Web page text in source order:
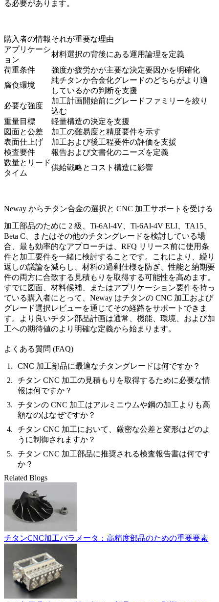
る必要があります。
購入者の情報 それが重要な理由
アプリケーシ
ョン
材料選択の背後にある運用論理を定義
荷重条件
強度か疲労かが主要な決定要因かを明確化
腐食環境
純チタンか合金化グレードのどちらがより適
しているかの判断を支援
必要な強度
加工計画開始前にグレードファミリーを絞り
込む
重量目標
軽量構造の決定を支援
図面と公差
加工の難易度と精度要件を示す
表面仕上げ
加工および後工程要件の評価を支援
検査要件
報告および文書化のニーズを定義
数量とリード
タイム
供給戦略とコスト構造に影響
Neway からチタン合金の選択と CNC 加工サポートを受ける
加工部品のために 2 級、Ti-6Al-4V、Ti-6Al-4V ELI、TA15、
Beta C、またはその他のチタングレードを検討している場
合、最も効率的なアプローチは、RFQ リリース前に使用条
件と加工要件を一緒に検討することです。これにより、繰り
返しの議論を減らし、材料の過剰仕様を防ぎ、性能と納期要
件の両方に合致する見積もりを取得する可能性を高めます。
すでに図面、材料候補、またはアプリケーション要件を持っ
ている購入者にとって、Neway はチタンの CNC 加工および
グレード選択レビューを通じてその経路をサポートできま
す。より良いチタン部品計画は通常、機能、環境、および加
工への期待値のより明確な定義から始まります。
よくある質問 (FAQ)
CNC 加工部品に最適なチタングレードは何ですか？
チタン CNC 加工の見積もりを取得するために必要な情
報は何ですか？
チタンの CNC 加工はアルミニウムや鋼の加工よりも高
額なのはなぜですか？
チタン CNC 加工において、厳密な公差と変形はどのよ
うに制御されますか？
チタン CNC 加工部品に推奨される検査報告書は何です
か？
Related Blogs
チタンCNC加工パラメータ：高精度部品のための重要要素